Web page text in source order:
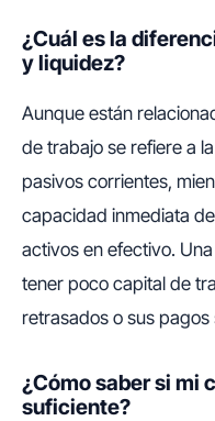
¿Cuál es la
y liquidez?
Aunque están
de trabajo se refiere a
pasivos corrientes,
capacidad inmediata
activos en efectivo.
tener poco capital de
retrasados o sus
¿Cómo saber si mi
suficiente?